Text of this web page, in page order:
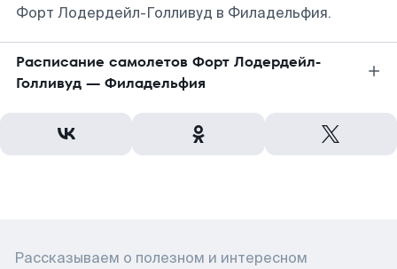
Форт Лодердейл-Голливуд в Филадельфия.
Расписание самолетов Форт Лодердейл-
Голливуд — Филадельфия
Рассказываем о полезном и интересном